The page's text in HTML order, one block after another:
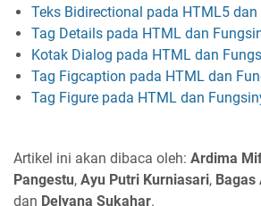
Teks Bidirectional pada HTML5
Tag Details pada HTML dan
Kotak Dialog pada HTML dan
Tag Figcaption pada HTML dan
Tag Figure pada HTML dan
Artikel ini akan dibaca oleh: Ardima
Pangestu, Ayu Putri Kurniasari, Bagas
dan Delyana Sukahar.